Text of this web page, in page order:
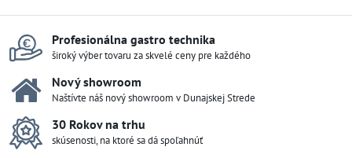
Profesionálna gastro technika
široký výber tovaru za skvelé ceny pre každého
Nový showroom
Naštívte náš nový showroom v Dunajskej Strede
30 Rokov na trhu
skúsenosti, na ktoré sa dá spoľahnúť